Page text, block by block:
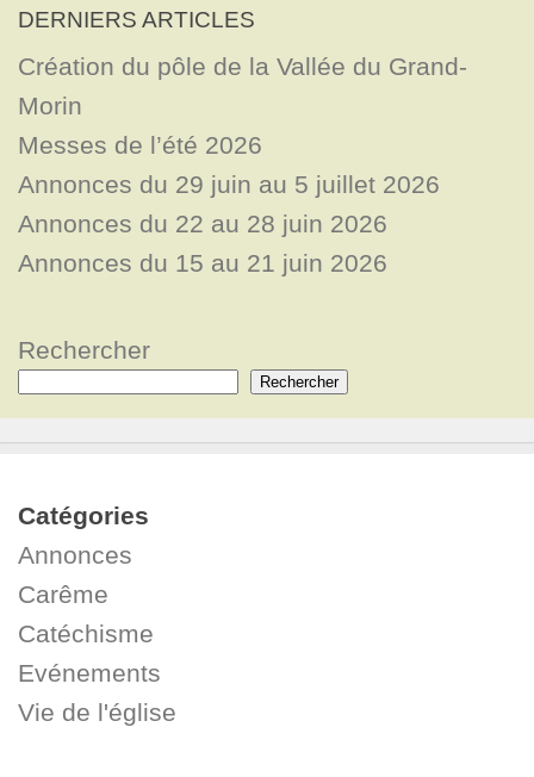
DERNIERS ARTICLES
Création du pôle de la Vallée du Grand-
Morin
Messes de l’été 2026
Annonces du 29 juin au 5 juillet 2026
Annonces du 22 au 28 juin 2026
Annonces du 15 au 21 juin 2026
Rechercher
Rechercher
Catégories
Annonces
Carême
Catéchisme
Evénements
Vie de l'église